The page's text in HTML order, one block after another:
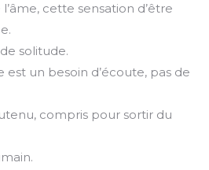
cette sensation d’être
solitude.
un besoin d’écoute, pas de
compris pour sortir du